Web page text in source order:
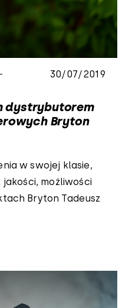
30/07/2019
dystrybutorem
Bryton
w swojej klasie,
możliwości
Bryton Tadeusz